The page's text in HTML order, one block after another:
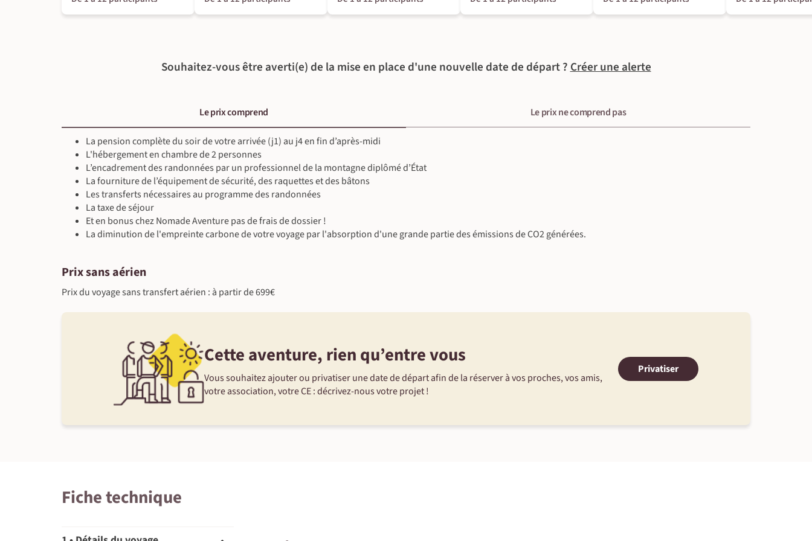
réconfort avec un pique-nique et un thé chaud.
À l'hôtel
Petit-déjeuner, déjeuner & dîner inclus
Guide local francophone
Souhaitez-vous être averti(e) de la mise en place d'une nouvelle date de départ ?Créer une alerte
Le prix comprend Le prix ne comprend pas
La pension complète du soir de votre arrivée (j1) au j4 en fin d’après-midi
L'hébergement en chambre de 2 personnes
L’encadrement des randonnées par un professionnel de la montagne diplômé d’État
La fourniture de l’équipement de sécurité, des raquettes et des bâtons
Les transferts nécessaires au programme des randonnées
La taxe de séjour
Et en bonus chez Nomade Aventure pas de frais de dossier !
La diminution de l'empreinte carbone de votre voyage par l'absorption d'une grande partie des émissions de CO2 générées.
Prix sans aérien
Prix du voyage sans transfert aérien : à partir de 699€
Cette aventure, rien qu’entre vous
Vous souhaitez ajouter ou privatiser une date de départ afin de la réserver à vos proches, vos amis,
votre association, votre CE : décrivez-nous votre projet !
Privatiser
Fiche technique